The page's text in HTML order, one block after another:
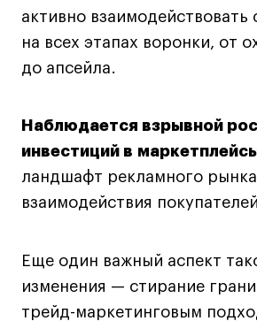
Работы студентов
Участие в выставках
Britanka New Creatives
Fashion Summer
Проект с Microsoft
Подобрать программу
активно взаимодействовать
на всех этапах воронки, от
до апсейла.
Наблюдается взрывной
инвестиций в
ландшафт рекламного
взаимодействия
Еще один важный аспект
изменения — стирание
трейд-маркетинговым